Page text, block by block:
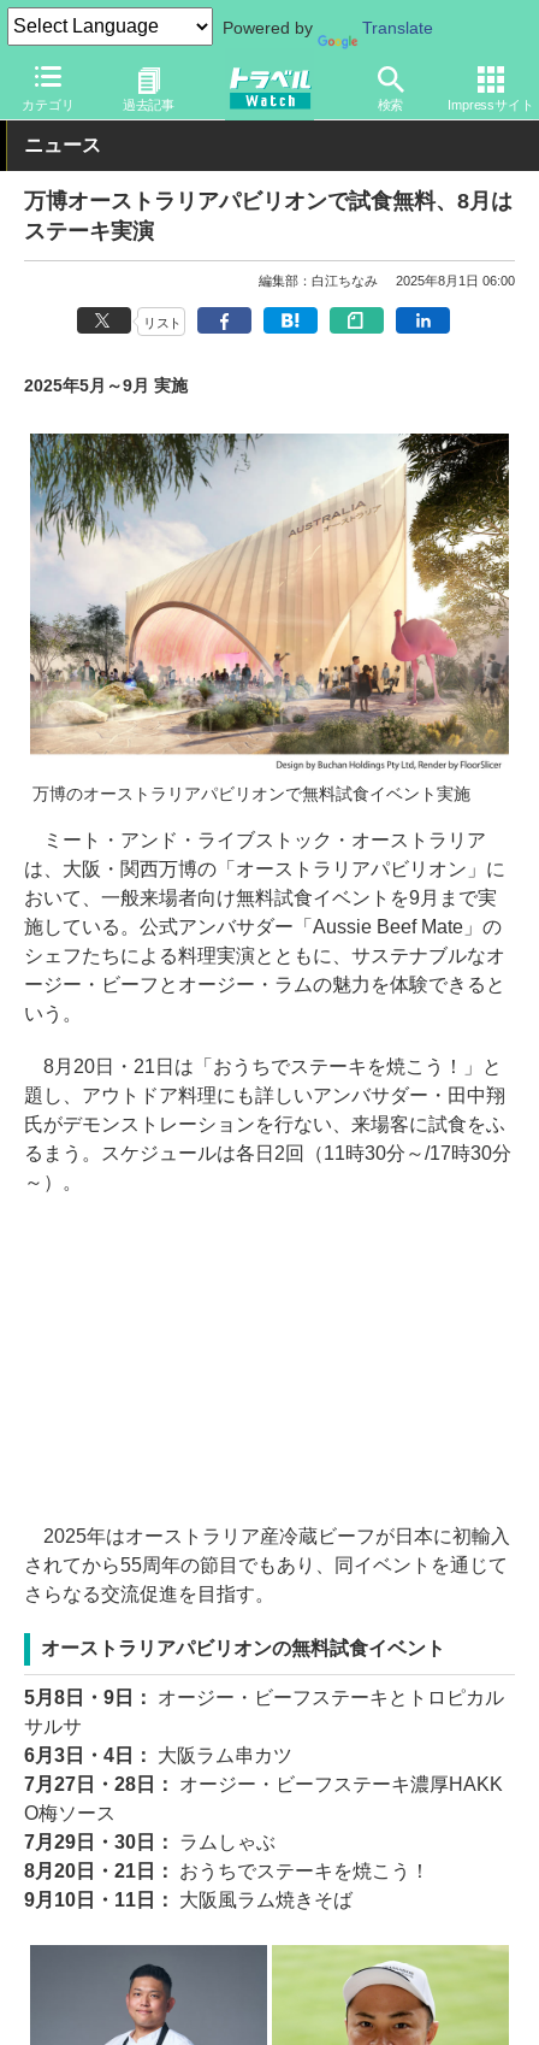
Powered by Translate
カテゴリ 過去記事 検索 Impressサイト
トラベル Watch イベント 国際博覧会 2025年大阪・関西万博
ニュース
万博オーストラリアパビリオンで試食無料、8月は
ステーキ実演
編集部：白江ちなみ 2025年8月1日 06:00
リスト
2025年5月～9月 実施
万博のオーストラリアパビリオンで無料試食イベント実施
ミート・アンド・ライブストック・オーストラリア
は、大阪・関西万博の「オーストラリアパビリオン」に
おいて、一般来場者向け無料試食イベントを9月まで実
施している。公式アンバサダー「Aussie Beef Mate」の
シェフたちによる料理実演とともに、サステナブルなオ
ージー・ビーフとオージー・ラムの魅力を体験できると
いう。
8月20日・21日は「おうちでステーキを焼こう！」と
題し、アウトドア料理にも詳しいアンバサダー・田中翔
氏がデモンストレーションを行ない、来場客に試食をふ
るまう。スケジュールは各日2回（11時30分～/17時30分
～）。
2025年はオーストラリア産冷蔵ビーフが日本に初輸入
されてから55周年の節目でもあり、同イベントを通じて
さらなる交流促進を目指す。
オーストラリアパビリオンの無料試食イベント
5月8日・9日： オージー・ビーフステーキとトロピカル
サルサ
6月3日・4日： 大阪ラム串カツ
7月27日・28日： オージー・ビーフステーキ濃厚HAKK
O梅ソース
7月29日・30日： ラムしゃぶ
8月20日・21日： おうちでステーキを焼こう！
9月10日・11日： 大阪風ラム焼きそば